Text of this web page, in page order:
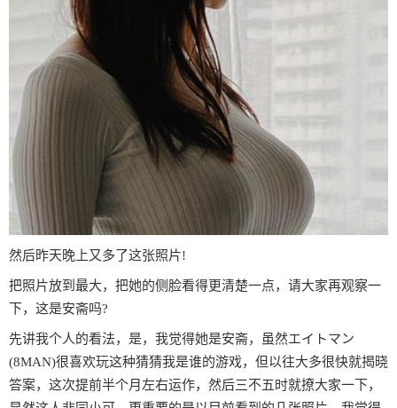
然后昨天晚上又多了这张照片!
把照片放到最大，把她的侧脸看得更清楚一点，请大家再观察一
下，这是安斋吗?
先讲我个人的看法，是，我觉得她是安斋，虽然エイトマン
(8MAN)很喜欢玩这种猜猜我是谁的游戏，但以往大多很快就揭晓
答案，这次提前半个月左右运作，然后三不五时就撩大家一下，